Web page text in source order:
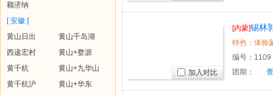
额济纳
[ 安徽 ]
黄山日出
黄山千岛湖
西递宏村
黄山+婺源
黄千杭
黄山+九华山
黄千杭沪
黄山+华东
[内蒙]锡林
日体验游
特色：体验
编号： 1109
团期：
加入对比